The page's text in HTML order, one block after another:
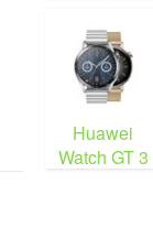
Huawei
Watch GT 3